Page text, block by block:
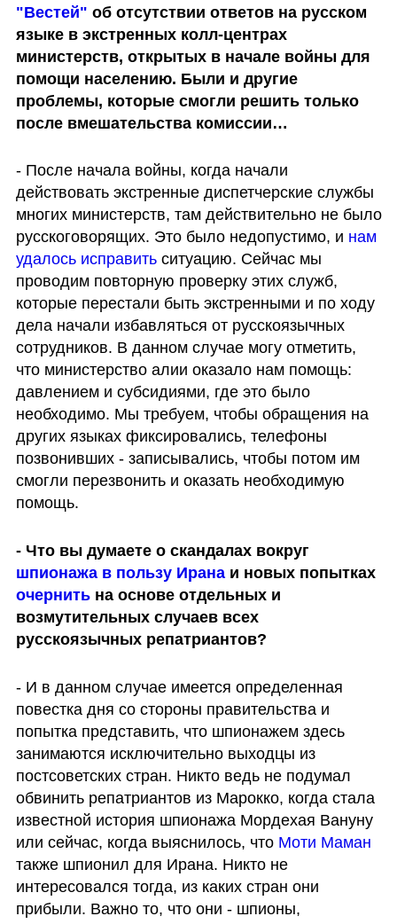
"Вестей" об отсутствии ответов на русском
языке в экстренных колл-центрах
министерств, открытых в начале войны для
помощи населению. Были и другие
проблемы, которые смогли решить только
после вмешательства комиссии…
- После начала войны, когда начали
действовать экстренные диспетчерские службы
многих министерств, там действительно не было
русскоговорящих. Это было недопустимо, и нам
удалось исправить ситуацию. Сейчас мы
проводим повторную проверку этих служб,
которые перестали быть экстренными и по ходу
дела начали избавляться от русскоязычных
сотрудников. В данном случае могу отметить,
что министерство алии оказало нам помощь:
давлением и субсидиями, где это было
необходимо. Мы требуем, чтобы обращения на
других языках фиксировались, телефоны
позвонивших - записывались, чтобы потом им
смогли перезвонить и оказать необходимую
помощь.
шпионажа в пользу Ирана
и новых попытках
очернить на основе отдельных и
возмутительных случаев всех
русскоязычных репатриантов?
- И в данном случае имеется определенная
повестка дня со стороны правительства и
попытка представить, что шпионажем здесь
занимаются исключительно выходцы из
постсоветских стран. Никто ведь не подумал
обвинить репатриантов из Марокко, когда стала
известной история шпионажа Мордехая Вануну
или сейчас, когда выяснилось, что Моти Маман
также шпионил для Ирана. Никто не
интересовался тогда, из каких стран они
прибыли. Важно то, что они - шпионы,